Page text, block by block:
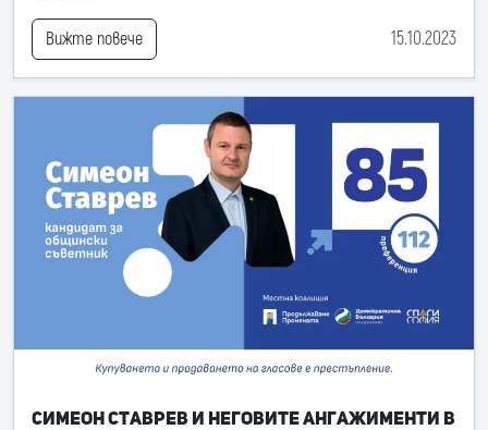
Вижте повече 15.10.2023
Симеон Ставрев и неговите ангажименти в